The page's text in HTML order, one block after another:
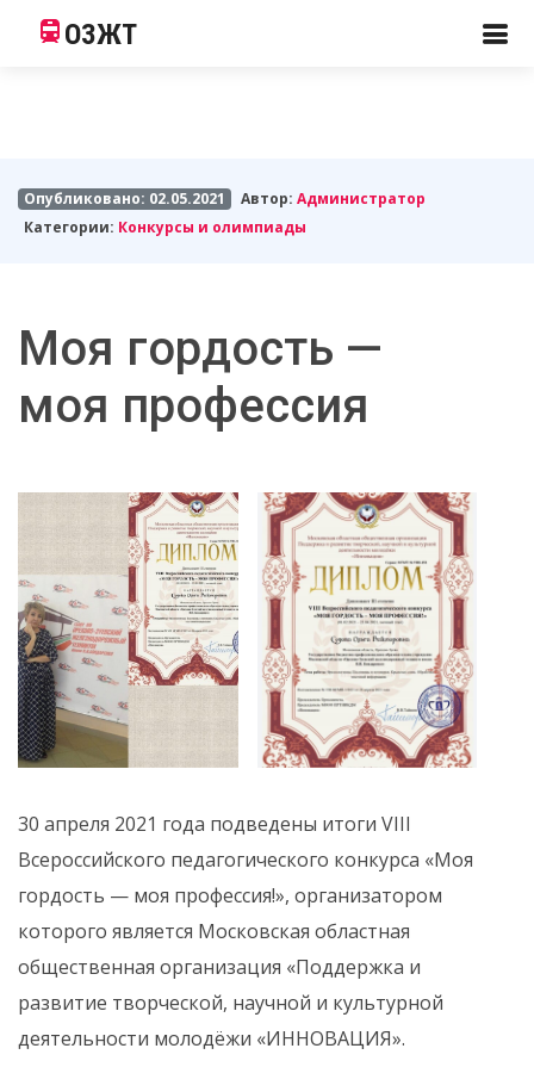
ОЗЖТ
Опубликовано: 02.05.2021 Автор:Администратор
Категории: Конкурсы и олимпиады
Моя гордость —
моя профессия
30 апреля 2021 года подведены итоги VIII
Всероссийского педагогического конкурса «Моя
гордость — моя профессия!», организатором
которого является Московская областная
общественная организация «Поддержка и
развитие творческой, научной и культурной
деятельности молодёжи «ИННОВАЦИЯ».